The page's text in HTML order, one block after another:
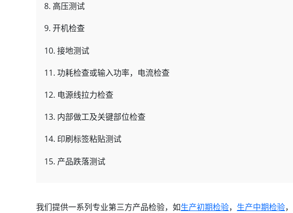
8. 高压测试
9. 开机检查
10. 接地测试
11. 功耗检查或输入功率，电流检查
12. 电源线拉力检查
13. 内部做工及关键部位检查
14. 印刷标签粘贴测试
15. 产品跌落测试
我们提供一系列专业第三方产品检验，如生产初期检验， 生产中期检验，